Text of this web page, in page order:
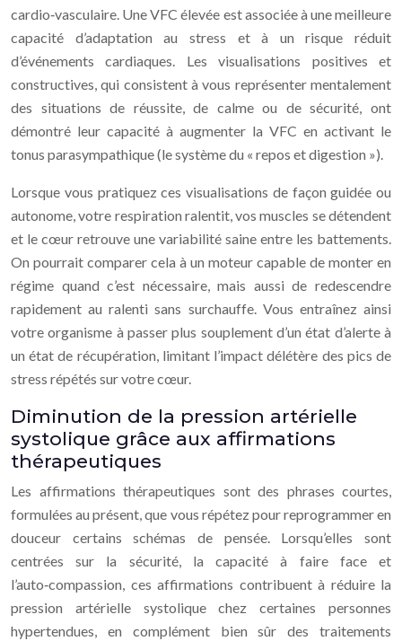
cardio‑vasculaire. Une VFC élevée est associée à une meilleure
capacité d’adaptation au stress et à un risque réduit
d’événements cardiaques. Les visualisations positives et
constructives, qui consistent à vous représenter mentalement
des situations de réussite, de calme ou de sécurité, ont
démontré leur capacité à augmenter la VFC en activant le
tonus parasympathique (le système du « repos et digestion »).
Lorsque vous pratiquez ces visualisations de façon guidée ou
autonome, votre respiration ralentit, vos muscles se détendent
et le cœur retrouve une variabilité saine entre les battements.
On pourrait comparer cela à un moteur capable de monter en
régime quand c’est nécessaire, mais aussi de redescendre
rapidement au ralenti sans surchauffe. Vous entraînez ainsi
votre organisme à passer plus souplement d’un état d’alerte à
un état de récupération, limitant l’impact délétère des pics de
stress répétés sur votre cœur.
Diminution de la pression artérielle
systolique grâce aux affirmations
thérapeutiques
Les affirmations thérapeutiques sont des phrases courtes,
formulées au présent, que vous répétez pour reprogrammer en
douceur certains schémas de pensée. Lorsqu’elles sont
centrées sur la sécurité, la capacité à faire face et
l’auto‑compassion, ces affirmations contribuent à réduire la
pression artérielle systolique chez certaines personnes
hypertendues, en complément bien sûr des traitements